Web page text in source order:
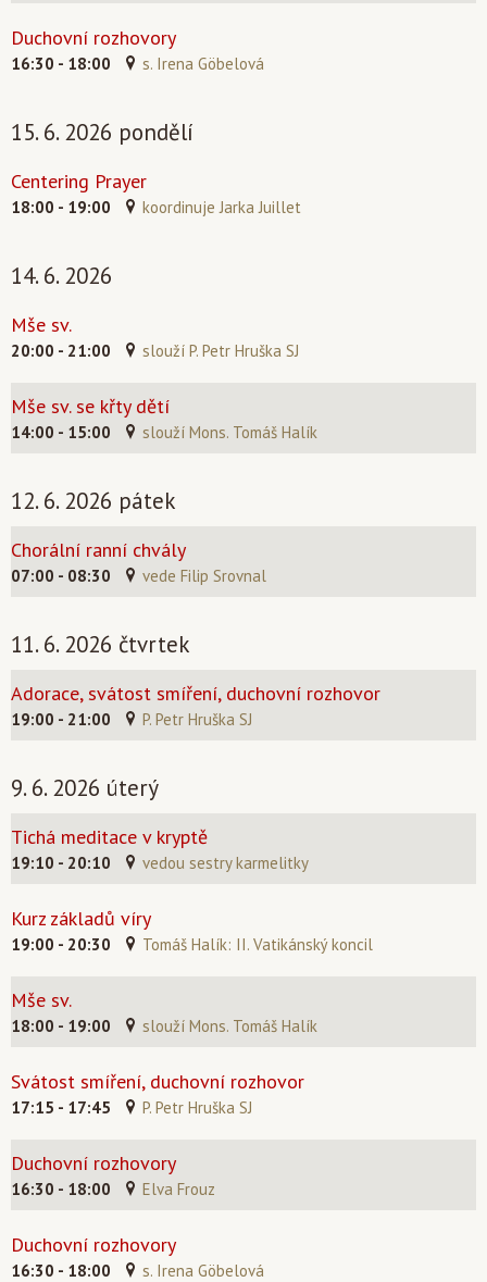
Duchovní rozhovory
16:30 - 18:00 s. Irena Göbelová
15. 6. 2026 pondělí
Centering Prayer
18:00 - 19:00 koordinuje Jarka Juillet
14. 6. 2026
Mše sv.
20:00 - 21:00 slouží P. Petr Hruška SJ
Mše sv. se křty dětí
14:00 - 15:00 slouží Mons. Tomáš Halík
12. 6. 2026 pátek
Chorální ranní chvály
07:00 - 08:30 vede Filip Srovnal
11. 6. 2026 čtvrtek
Adorace, svátost smíření, duchovní rozhovor
19:00 - 21:00 P. Petr Hruška SJ
9. 6. 2026 úterý
Tichá meditace v kryptě
19:10 - 20:10 vedou sestry karmelitky
Kurz základů víry
19:00 - 20:30 Tomáš Halík: II. Vatikánský koncil
Mše sv.
18:00 - 19:00 slouží Mons. Tomáš Halík
Svátost smíření, duchovní rozhovor
17:15 - 17:45 P. Petr Hruška SJ
Duchovní rozhovory
16:30 - 18:00 Elva Frouz
Duchovní rozhovory
16:30 - 18:00 s. Irena Göbelová